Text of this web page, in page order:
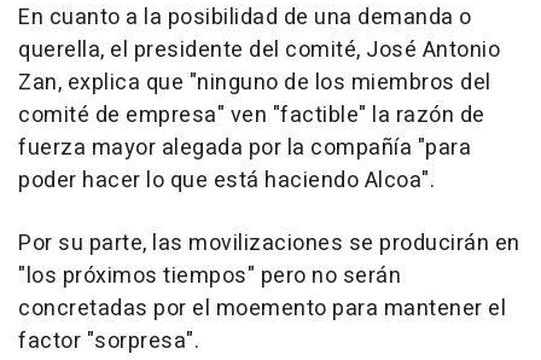
En cuanto a la posibilidad de una demanda o
querella, el presidente del comité, José Antonio
Zan, explica que "ninguno de los miembros del
comité de empresa" ven "factible" la razón de
fuerza mayor alegada por la compañía "para
poder hacer lo que está haciendo Alcoa".
Por su parte, las movilizaciones se producirán en
"los próximos tiempos" pero no serán
concretadas por el moemento para mantener el
factor "sorpresa".